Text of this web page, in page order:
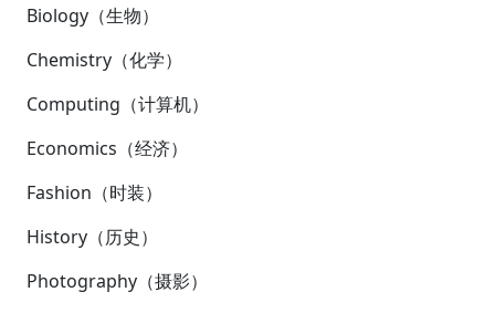
Biology（生物）
Chemistry（化学）
Computing（计算机）
Economics（经济）
Fashion（时装）
History（历史）
Photography（摄影）